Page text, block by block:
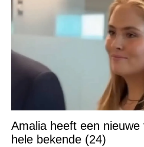
Amalia heeft een
hele bekende (24)